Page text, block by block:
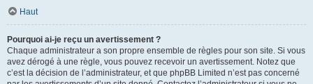
Haut
Pourquoi ai-je reçu un avertissement ?
Chaque administrateur a son propre ensemble de règles pour son site. Si vous
avez dérogé à une règle, vous pouvez recevoir un avertissement. Notez que
c’est la décision de l’administrateur, et que phpBB Limited n’est pas concerné